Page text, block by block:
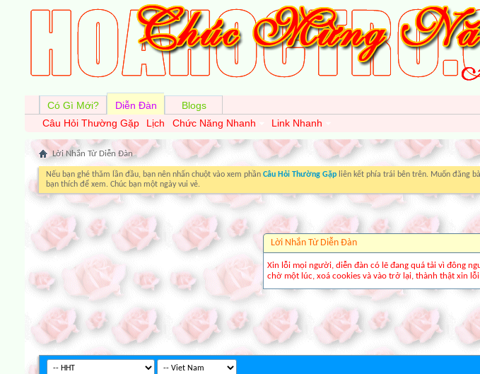
Có Gì Mới?
Diễn Đàn
Câu Hỏi Thường Gặp
Lịch Chức Năng Nhanh Link Nhanh
Blogs
Lời Nhắn Từ Diễn Ðàn
Nếu bạn ghé thăm lần đầu, bạn nên nhấn chuột vào xem phần Câu Hỏi Thường Gặp liên kết phía trái bên trên. Muốn đăng
bạn thích để xem. Chúc bạn một ngày vui vẻ.
Lời Nhắn Từ Diễn Ðàn
Xin lỗi mọi người, diễn đàn có lẽ đang quá tải vì đông
chờ một lúc, xoá cookies và vào trở lại, thành thật xin